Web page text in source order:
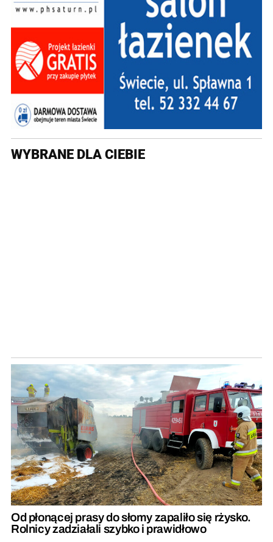
WYBRANE DLA CIEBIE
Od płonącej prasy do słomy zapaliło się rżysko.
Rolnicy zadziałali szybko i prawidłowo